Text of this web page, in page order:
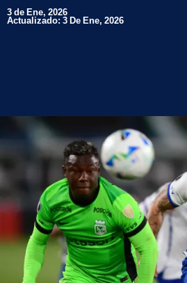
3 de Ene, 2026
Actualizado: 3 De Ene, 2026